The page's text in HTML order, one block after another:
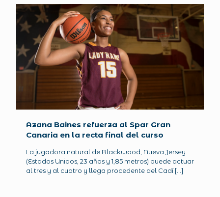
Azana Baines refuerza al Spar Gran
Canaria en la recta final del curso
La jugadora natural de Blackwood, Nueva Jersey
(Estados Unidos, 23 años y 1,85 metros) puede actuar
al tres y al cuatro y llega procedente del Cadí[…]